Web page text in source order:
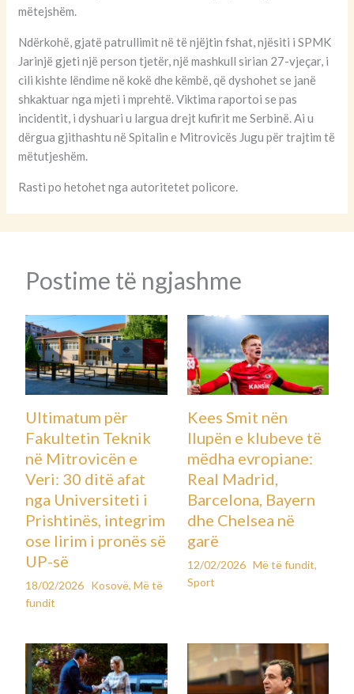
mëtejshëm.
Ndërkohë, gjatë patrullimit në të njëjtin fshat, njësiti i SPMK
Jarinjë gjeti një person tjetër, një mashkull sirian 27-vjeçar, i
cili kishte lëndime në kokë dhe këmbë, që dyshohet se janë
shkaktuar nga mjeti i mprehtë. Viktima raportoi se pas
incidentit, i dyshuari u largua drejt kufirit me Serbinë. Ai u
dërgua gjithashtu në Spitalin e Mitrovicës Jugu për trajtim të
mëtutjeshëm.
Rasti po hetohet nga autoritetet policore.
Postime të ngjashme
Ultimatum për
Fakultetin Teknik
në Mitrovicën e
Veri: 30 ditë afat
nga Universiteti i
Prishtinës, integrim
ose lirim i pronës së
UP-së
18/02/2026 Kosovë,Më të
fundit
Kees Smit nën
llupën e klubeve të
mëdha evropiane:
Real Madrid,
Barcelona, Bayern
dhe Chelsea në
garë
12/02/2026 Më të fundit,
Sport